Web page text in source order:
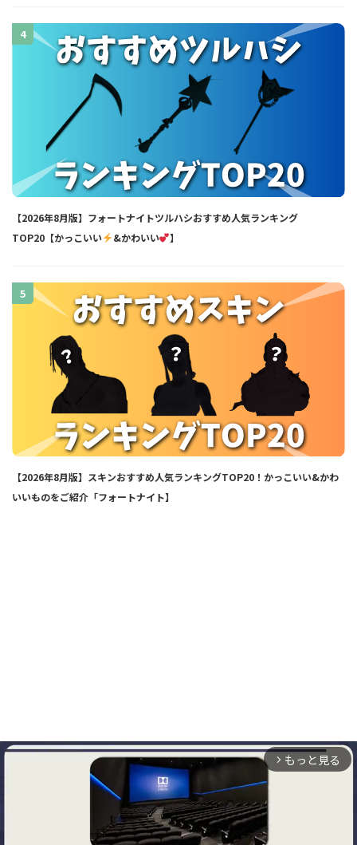
4
【2026年8月版】フォートナイトツルハシおすすめ人気ランキング
TOP20【かっこいい
&かわいい 】
5
【2026年8月版】スキンおすすめ人気ランキングTOP20！かっこいい&かわ
いいものをご紹介「フォートナイト】
お問い合わせ プライバシーポリシー
arrow_forward_ios もっと見る